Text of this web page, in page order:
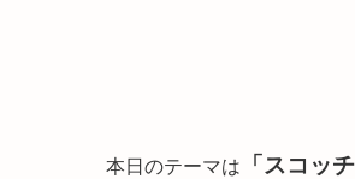
本日のテーマは 「スコッ